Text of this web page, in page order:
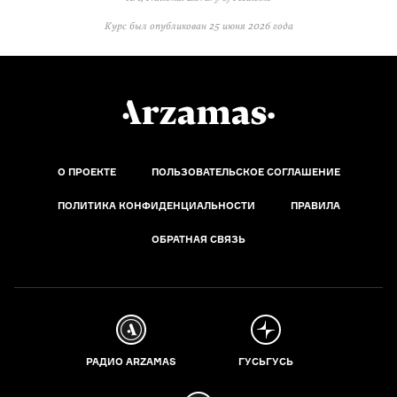
Курс был опубликован 25 июня 2026 года
О ПРОЕКТЕ ПОЛЬЗОВАТЕЛЬСКОЕ СОГЛАШЕНИЕ
ПОЛИТИКА КОНФИДЕНЦИАЛЬНОСТИ ПРАВИЛА
ОБРАТНАЯ СВЯЗЬ
РАДИО ARZAMAS ГУСЬГУСЬ